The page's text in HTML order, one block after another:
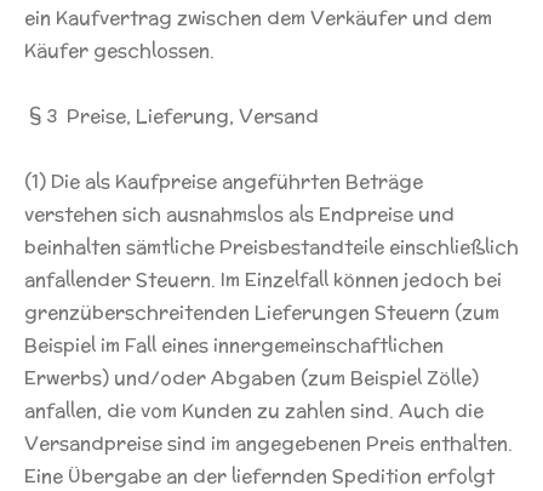
ein Kaufvertrag zwischen dem Verkäufer und dem
Käufer geschlossen.
§ 3 Preise, Lieferung, Versand
(1) Die als Kaufpreise angeführten Beträge
verstehen sich ausnahmslos als Endpreise und
beinhalten sämtliche Preisbestandteile einschließlich
anfallender Steuern. Im Einzelfall können jedoch bei
grenzüberschreitenden Lieferungen Steuern (zum
Beispiel im Fall eines innergemeinschaftlichen
Erwerbs) und/oder Abgaben (zum Beispiel Zölle)
anfallen, die vom Kunden zu zahlen sind. Auch die
Versandpreise sind im angegebenen Preis enthalten.
Eine Übergabe an der liefernden Spedition erfolgt